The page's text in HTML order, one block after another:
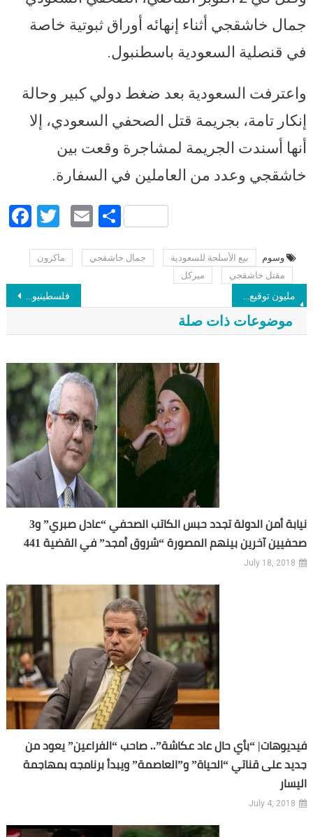
جمال خاشقجي أثناء إنهائه أوراق ثبوتية خاصة
في قنصلية السعودية باسطنبول.
واعترفت السعودية بعد ضغط دولي كبير وحالة
إنكار تامة، بجريمة قتل الصحفي السعودي، إلا
أنها أسندت الجريمة لمشاجرة وقعت بين
خاشقجي وعدد من العاملين في السفارة.
Facebook
Twitter
EmailShare
وسوم بيع الأسلحة للسعودية جمال خاشقجي
ماكرون
مقتل خاشقجي
ميركل Post navigation
فلسطينيون يوافقون على هدنة بوساطة مصرية بعد تبادل إطلاق النار مع الاحتلال
موضوعات ذات صلة
نيابة أمن الدولة تجدد حبس الكاتب الصحفي “عادل صبري” و3
صحفيين آخرين بينهم المصورة “شروق أمجد” في القضية 441
July 18, 2018
فيديوهات| “بأي حال عاد عكاشة”.. صاحب “الفراعين” يعود من
جديد على قناتي “الحياة” و”العاصمة” ويبدأ برنامجه بمهاجمة
اليسار
July 4, 2018